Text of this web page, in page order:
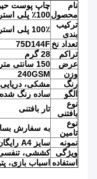
نام
محصول100٪ پلی استر برای لباس
ترکیب
بندی
100٪ پلی استر
تعداد نخ 75D144F
تراکم
28 گرم
عرض
150 سانتی متر
وزن
240GSM
رنگ
مشکی،
الگو
ساده رنگ شده
نوع
بافتنی
تار بافتنی
نوع
تامین
به سفارش
نمونه
سایز A4 رایگان
ویژگی
کششی،
استفاده اسباب بازی،